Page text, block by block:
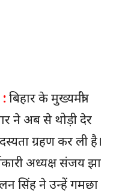
बिहार के मुख्यमंत्री
ने अब से थोड़ी देर
ग्रहण कर ली है।
अध्यक्ष संजय झा
सिंह ने उन्हें गमछा